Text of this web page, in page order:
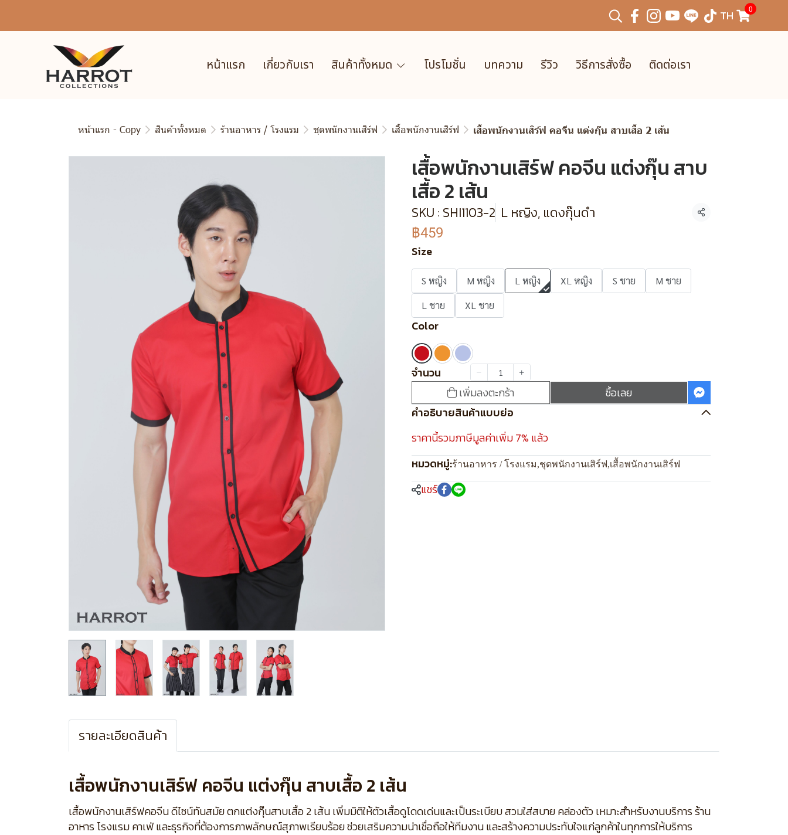
TH 0
หน้าแรก เกี่ยวกับเรา สินค้าทั้งหมด โปรโมชั่น บทความ รีวิว วิธีการสั่งซื้อ ติดต่อเรา
หน้าแรก - Copy สินค้าทั้งหมด ร้านอาหาร / โรงแรม ชุดพนักงานเสิร์ฟ เสื้อพนักงานเสิร์ฟ เสื้อพนักงานเสิร์ฟ คอจีน แต่งกุ๊น สาบเสื้อ 2 เส้น
เสื้อพนักงานเสิร์ฟ คอจีน แต่งกุ๊น สาบ
เสื้อ 2 เส้น
SKU : SHI1103-2 L หญิง, แดงกุ๊นดำ แชร์
฿459
Size
S หญิง M หญิง L หญิง XL หญิง S ชาย
M ชาย
L ชาย
XL ชาย
Color
จำนวน
เพิ่มลงตะกร้า
ซื้อเลย
คำอธิบายสินค้าแบบย่อ
ราคานี้รวมภาษีมูลค่าเพิ่ม 7% แล้ว
หมวดหมู่:ร้านอาหาร / โรงแรม,ชุดพนักงานเสิร์ฟ,เสื้อพนักงานเสิร์ฟ
แชร์
รายละเอียดสินค้า
เสื้อพนักงานเสิร์ฟ คอจีน แต่งกุ๊น สาบเสื้อ 2 เส้น
เสื้อพนักงานเสิร์ฟคอจีน ดีไซน์ทันสมัย ตกแต่งกุ๊นสาบเสื้อ 2 เส้น เพิ่มมิติให้ตัวเสื้อดูโดดเด่นและเป็นระเบียบ สวมใส่สบาย คล่องตัว เหมาะสำหรับงานบริการ ร้าน
อาหาร โรงแรม คาเฟ่ และธุรกิจที่ต้องการภาพลักษณ์สุภาพเรียบร้อย ช่วยเสริมความน่าเชื่อถือให้ทีมงาน และสร้างความประทับใจแก่ลูกค้าในทุกการให้บริการ